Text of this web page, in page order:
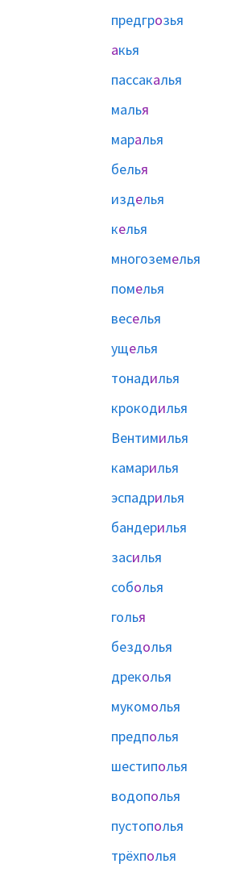
предгрозья
акья
пассакалья
малья
маралья
белья
изделья
келья
многоземелья
помелья
веселья
ущелья
тонадилья
крокодилья
Вентимилья
камарилья
эспадрилья
бандерилья
засилья
соболья
голья
бездолья
дреколья
мукомолья
предполья
шестиполья
водополья
пустополья
трёхполья